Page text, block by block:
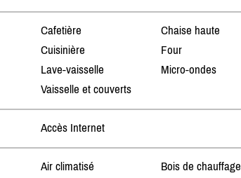
Cafetière Chaise haute
Cuisinière
Four
Lave-vaisselle
Micro-ondes
Vaisselle et couverts
Accès Internet
Air climatisé Bois de chauffage